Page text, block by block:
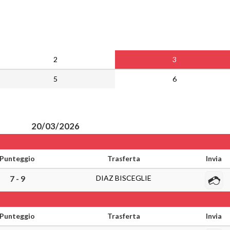
2 3
5 6
20/03/2026
Punteggio Trasferta Invia
7 - 9 DIAZ BISCEGLIE
Punteggio Trasferta Invia